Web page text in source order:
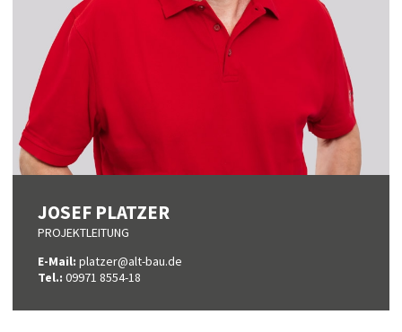
JOSEF PLATZER
PROJEKTLEITUNG
E-Mail: platzer@alt-bau.de
Tel.: 09971 8554-18